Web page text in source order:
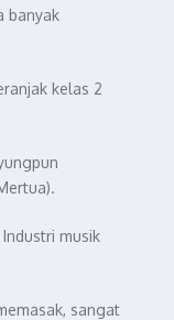
banyak
kelas 2
musik
sangat